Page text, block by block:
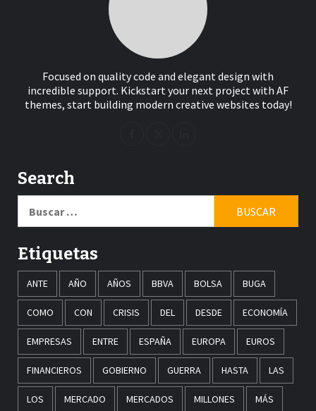
Focused on quality code and elegant design with
incredible support. Kickstart your next project with AF
themes, start building modern creative websites today!
Search
Etiquetas
ANTE AÑO AÑOS BBVA BOLSA BUGA
COMO CON CRISIS DEL DESDE ECONOMÍA
EMPRESAS ENTRE ESPAÑA EUROPA EUROS
FINANCIEROS GOBIERNO GUERRA HASTA LAS
LOS MERCADO MERCADOS MILLONES MÁS